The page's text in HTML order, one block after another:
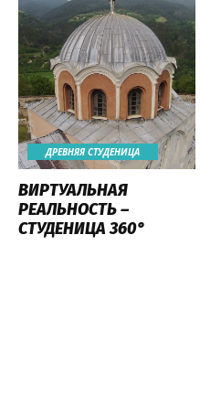
ДРЕВНЯЯ СТУДЕНИЦА
ВИРТУАЛЬНАЯ
РЕАЛЬНОСТЬ –
СТУДЕНИЦА 360°